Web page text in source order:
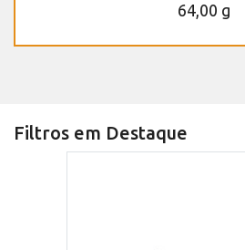
64,00 g
Filtros em Destaque